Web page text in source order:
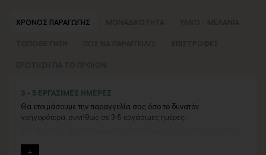
ΧΡΟΝΟΣ ΠΑΡΑΓΩΓΗΣ
3 - 5 ΕΡΓΑΣΙΜΕΣ ΗΜΕΡΕΣ
Θα ετοιμάσουμε την παραγγελία σας όσο το δυνατόν
γρηγορότερα, συνήθως σε 3-5 εργάσιμες ημέρες.
εργάσιμες ημέρες.